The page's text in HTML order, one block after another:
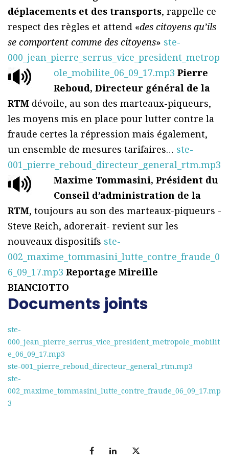
déplacements et des transports, rappelle ce
respect des règles et attend «des citoyens qu’ils
se comportent comme des citoyens» ste-
000_jean_pierre_serrus_vice_president_metrop
ole_mobilite_06_09_17.mp3 Pierre
Reboud, Directeur général de la
RTM dévoile, au son des marteaux-piqueurs,
les moyens mis en place pour lutter contre la
fraude certes la répression mais également,
un ensemble de mesures tarifaires… ste-
001_pierre_reboud_directeur_general_rtm.mp3
Maxime Tommasini, Président du
Conseil d’administration de la
RTM, toujours au son des marteaux-piqueurs -
Steve Reich, adorerait- revient sur les
nouveaux dispositifs ste-
002_maxime_tommasini_lutte_contre_fraude_0
6_09_17.mp3 Reportage Mireille
BIANCIOTTO
Documents joints
ste-
000_jean_pierre_serrus_vice_president_metropole_mobilit
e_06_09_17.mp3
ste-001_pierre_reboud_directeur_general_rtm.mp3
ste-
002_maxime_tommasini_lutte_contre_fraude_06_09_17.mp
3